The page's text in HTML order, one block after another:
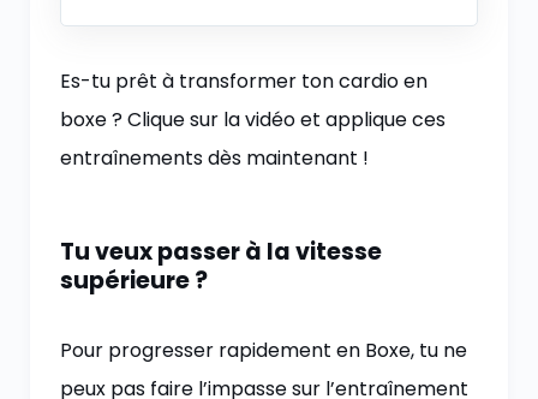
Es-tu prêt à transformer ton cardio en
boxe ? Clique sur la vidéo et applique ces
entraînements dès maintenant !
Tu veux passer à la vitesse
supérieure ?
Pour progresser rapidement en Boxe, tu ne
peux pas faire l’impasse sur l’entraînement